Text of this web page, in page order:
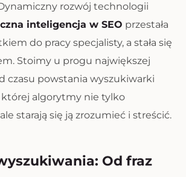
rozwój technologii
inteligencja w SEO przestała
do pracy specjalisty, a stała się
Stoimy u progu największej
czasu powstania wyszukiwarki
której algorytmy nie tylko
starają się ją zrozumieć i streścić.
Od fraz